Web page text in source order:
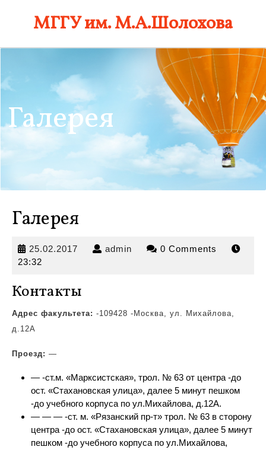
МГГУ им. М.А.Шолохова
Галерея
Галерея
25.02.2017 25.02.2017
admin admin 0 Comments
23:32
Контакты
Адрес факультета: -109428 -Москва, ул. Михайлова,
д.12А
Проезд: —
— -ст.м. «Марксистская», трол. № 63 от центра -до
ост. «Стахановская улица», далее 5 минут пешком
-до учебного корпуса по ул.Михайлова, д.12А.
— — — -ст. м. «Рязанский пр-т» трол. № 63 в сторону
центра -до ост. «Стахановская улица», далее 5 минут
пешком -до учебного корпуса по ул.Михайлова,